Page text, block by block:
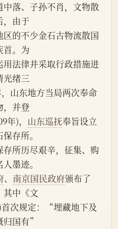
落、子孙不肖，文物散
，由于
的不少金石古物流散国
首。为
法律并采取行政措施进
光绪三
山东地方当局两次奉命
，并登
年)， 山东巡抚奉旨设立
存所。
所历尽艰辛，征集、购
墨迹。
、 南京国民政府颁布了
其中《文
次规定：“埋藏地下及
归国有”